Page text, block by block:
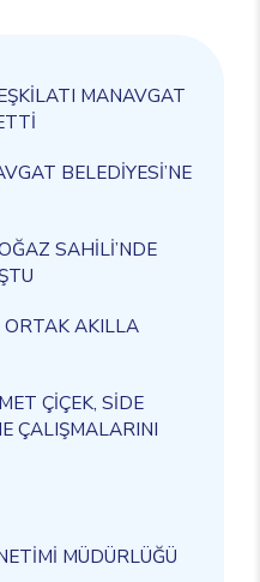
MANAVGAT
BELEDİYESİ’NE
SAHİLİ’NDE
ORTAK AKILLA
ÇİÇEK, SİDE
ÇALIŞMALARINI
MÜDÜRLÜĞÜ